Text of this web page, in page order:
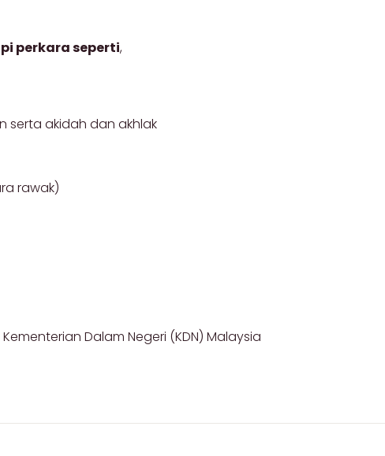
perkara seperti,
serta akidah dan akhlak
rawak)
Dalam Negeri (KDN) Malaysia